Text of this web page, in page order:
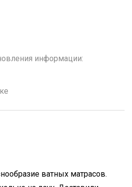
информации:
ватных матрасов.